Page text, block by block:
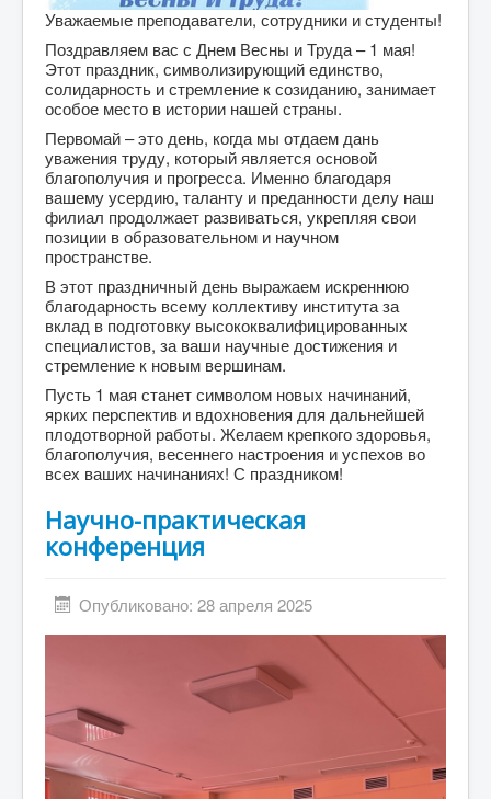
Уважаемые преподаватели, сотрудники и студенты!
Поздравляем вас с Днем Весны и Труда – 1 мая!
Этот праздник, символизирующий единство,
солидарность и стремление к созиданию, занимает
особое место в истории нашей страны.
Первомай – это день, когда мы отдаем дань
уважения труду, который является основой
благополучия и прогресса. Именно благодаря
вашему усердию, таланту и преданности делу наш
филиал продолжает развиваться, укрепляя свои
позиции в образовательном и научном
пространстве.
В этот праздничный день выражаем искреннюю
благодарность всему коллективу института за
вклад в подготовку высококвалифицированных
специалистов, за ваши научные достижения и
стремление к новым вершинам.
Пусть 1 мая станет символом новых начинаний,
ярких перспектив и вдохновения для дальнейшей
плодотворной работы. Желаем крепкого здоровья,
благополучия, весеннего настроения и успехов во
всех ваших начинаниях! С праздником!
Научно-практическая
конференция
Опубликовано: 28 апреля 2025